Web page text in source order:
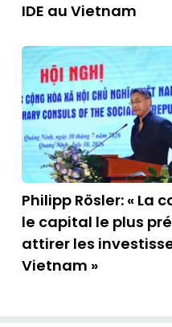
IDE au Vietnam
Philipp Rösler: « La
le capital le plus
attirer les
Vietnam »